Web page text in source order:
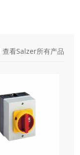
查看Salzer所有产品